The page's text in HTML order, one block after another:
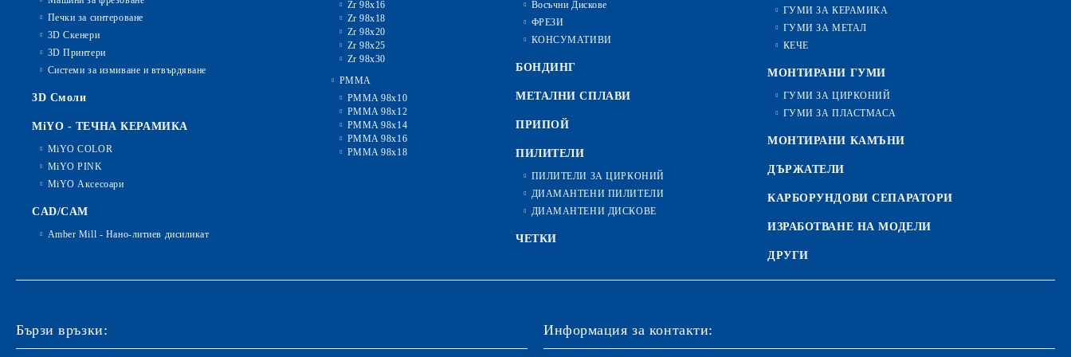
Печки за синтероване
3D Скенери
3D Принтери
Системи за измиване и втвърдяване
3D Смоли
MiYO - ТЕЧНА КЕРАМИКА
MiYO COLOR
MiYO PINK
MiYO Аксесоари
CAD/CAM
Amber Mill - Нано-литиев дисиликат
Zr 98x16
Zr 98x18
Zr 98x20
Zr 98x25
Zr 98x30
PMMA
PMMA 98x10
PMMA 98x12
PMMA 98x14
PMMA 98x16
PMMA 98x18
Восъчни Дискове
ФРЕЗИ
КОНСУМАТИВИ
БОНДИНГ
МЕТАЛНИ СПЛАВИ
ПРИПОЙ
ПИЛИТЕЛИ
ПИЛИТЕЛИ ЗА ЦИРКОНИЙ
ДИАМАНТЕНИ ПИЛИТЕЛИ
ДИАМАНТЕНИ ДИСКОВЕ
ЧЕТКИ
ГУМИ ЗА КЕРАМИКА
ГУМИ ЗА МЕТАЛ
КЕЧЕ
МОНТИРАНИ ГУМИ
ГУМИ ЗА ЦИРКОНИЙ
ГУМИ ЗА ПЛАСТМАСА
МОНТИРАНИ КАМЪНИ
ДЪРЖАТЕЛИ
КАРБОРУНДОВИ СЕПАРАТОРИ
ИЗРАБОТВАНЕ НА МОДЕЛИ
ДРУГИ
Бързи връзки: Информация за контакти: